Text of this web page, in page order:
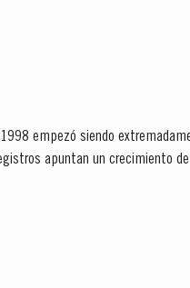
empezó siendo
apuntan un crecimiento